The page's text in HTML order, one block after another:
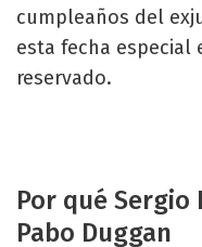
cumpleaños del
esta fecha
reservado.
Por qué
Pabo Duggan